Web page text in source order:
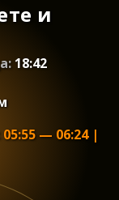
и
18:42
05:55 — 06:24|